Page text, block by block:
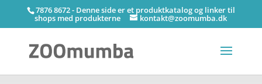
7876 8672 - Denne side er et produktkatalog og linker til
shops med produkterne kontakt@zoomumba.dk